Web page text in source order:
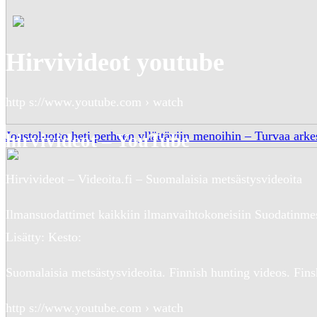
Joustoluotto heti perheen yllättäviin menoihin – Turvaa
Hirvivideot youtube
http s://www.youtube.com › watch
hirvivideot – YouTube
Hirvivideot – Videoita.fi – Suomalaisia metsästysvideoita
Ilmansuodattimet kaikkiin ilmanvaihtokoneisiin
Lisätty: Kesto:
Suomalaisia metsästysvideoita. Finnish hunting videos.
http s://www.youtube.com › watch